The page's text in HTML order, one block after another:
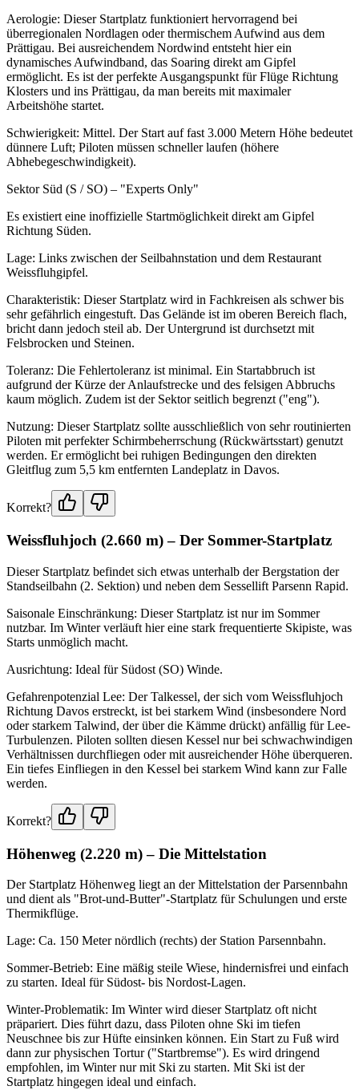
Aerologie: Dieser Startplatz funktioniert hervorragend bei
überregionalen Nordlagen oder thermischem Aufwind aus dem
Prättigau. Bei ausreichendem Nordwind entsteht hier ein
dynamisches Aufwindband, das Soaring direkt am Gipfel
ermöglicht. Es ist der perfekte Ausgangspunkt für Flüge Richtung
Klosters und ins Prättigau, da man bereits mit maximaler
Arbeitshöhe startet.
Schwierigkeit: Mittel. Der Start auf fast 3.000 Metern Höhe bedeutet
dünnere Luft; Piloten müssen schneller laufen (höhere
Abhebegeschwindigkeit).
Sektor Süd (S / SO) – "Experts Only"
Es existiert eine inoffizielle Startmöglichkeit direkt am Gipfel
Richtung Süden.
Lage: Links zwischen der Seilbahnstation und dem Restaurant
Weissfluhgipfel.
Charakteristik: Dieser Startplatz wird in Fachkreisen als schwer bis
sehr gefährlich eingestuft. Das Gelände ist im oberen Bereich flach,
bricht dann jedoch steil ab. Der Untergrund ist durchsetzt mit
Felsbrocken und Steinen.
Toleranz: Die Fehlertoleranz ist minimal. Ein Startabbruch ist
aufgrund der Kürze der Anlaufstrecke und des felsigen Abbruchs
kaum möglich. Zudem ist der Sektor seitlich begrenzt ("eng").
Nutzung: Dieser Startplatz sollte ausschließlich von sehr routinierten
Piloten mit perfekter Schirmbeherrschung (Rückwärtsstart) genutzt
werden. Er ermöglicht bei ruhigen Bedingungen den direkten
Gleitflug zum 5,5 km entfernten Landeplatz in Davos.
Korrekt?
Weissfluhjoch (2.660 m) – Der Sommer-Startplatz
Dieser Startplatz befindet sich etwas unterhalb der Bergstation der
Standseilbahn (2. Sektion) und neben dem Sessellift Parsenn Rapid.
Saisonale Einschränkung: Dieser Startplatz ist nur im Sommer
nutzbar. Im Winter verläuft hier eine stark frequentierte Skipiste, was
Starts unmöglich macht.
Ausrichtung: Ideal für Südost (SO) Winde.
Gefahrenpotenzial Lee: Der Talkessel, der sich vom Weissfluhjoch
Richtung Davos erstreckt, ist bei starkem Wind (insbesondere Nord
oder starkem Talwind, der über die Kämme drückt) anfällig für Lee-
Turbulenzen. Piloten sollten diesen Kessel nur bei schwachwindigen
Verhältnissen durchfliegen oder mit ausreichender Höhe überqueren.
Ein tiefes Einfliegen in den Kessel bei starkem Wind kann zur Falle
werden.
Korrekt?
Höhenweg (2.220 m) – Die Mittelstation
Der Startplatz Höhenweg liegt an der Mittelstation der Parsennbahn
und dient als "Brot-und-Butter"-Startplatz für Schulungen und erste
Thermikflüge.
Lage: Ca. 150 Meter nördlich (rechts) der Station Parsennbahn.
Sommer-Betrieb: Eine mäßig steile Wiese, hindernisfrei und einfach
zu starten. Ideal für Südost- bis Nordost-Lagen.
Winter-Problematik: Im Winter wird dieser Startplatz oft nicht
präpariert. Dies führt dazu, dass Piloten ohne Ski im tiefen
Neuschnee bis zur Hüfte einsinken können. Ein Start zu Fuß wird
dann zur physischen Tortur ("Startbremse"). Es wird dringend
empfohlen, im Winter nur mit Ski zu starten. Mit Ski ist der
Startplatz hingegen ideal und einfach.